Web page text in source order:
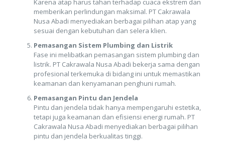
Karena atap harus tahan terhadap cuaca ekstrem dan
memberikan perlindungan maksimal. PT Cakrawala
Nusa Abadi menyediakan berbagai pilihan atap yang
sesuai dengan kebutuhan dan selera klien.
Pemasangan Sistem Plumbing dan Listrik
Fase ini melibatkan pemasangan sistem plumbing dan
listrik. PT Cakrawala Nusa Abadi bekerja sama dengan
profesional terkemuka di bidang ini untuk memastikan
keamanan dan kenyamanan penghuni rumah.
Pemasangan Pintu dan Jendela
Pintu dan jendela tidak hanya mempengaruhi estetika,
tetapi juga keamanan dan efisiensi energi rumah. PT
Cakrawala Nusa Abadi menyediakan berbagai pilihan
pintu dan jendela berkualitas tinggi.